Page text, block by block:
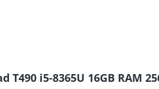
i5-8365U 16GB RAM